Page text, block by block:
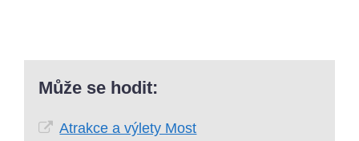
Může se hodit:
Atrakce a výlety Most